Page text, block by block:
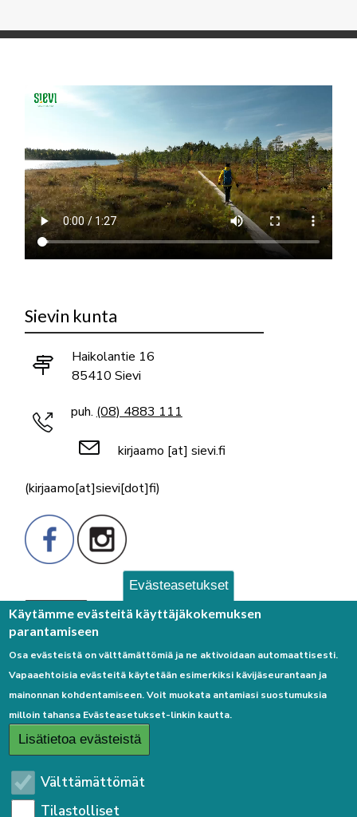
Sievin kunta
Haikolantie 16
85410 Sievi
puh. (08) 4883 111
kirjaamo [at] sievi.fi
(kirjaamo[at]sievi[dot]fi)
Palaute
Linkkejä
Etusivulle
Kirjaudu sisään
Evästeasetukset
Käytämme evästeitä käyttäjäkokemuksen
parantamiseen
Osa evästeistä on välttämättömiä ja ne aktivoidaan automaattisesti.
Vapaaehtoisia evästeitä käytetään esimerkiksi kävijäseurantaan ja
mainonnan kohdentamiseen. Voit muokata antamiasi suostumuksia
milloin tahansa Evästeasetukset-linkin kautta.
Lisätietoa evästeistä
Välttämättömät
Tilastolliset